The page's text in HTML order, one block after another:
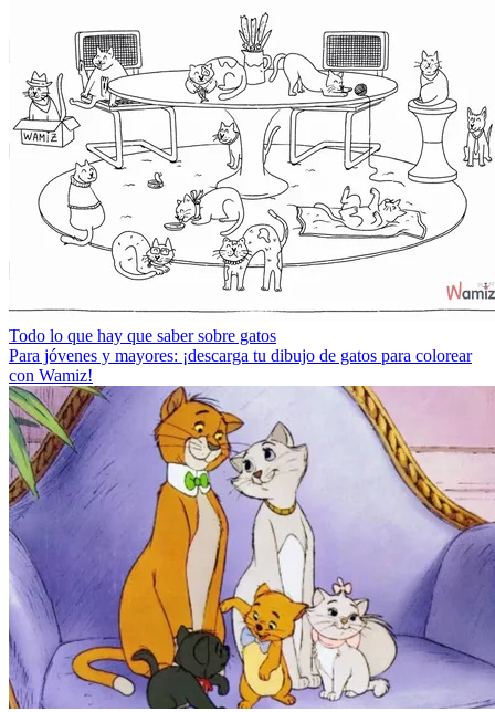
Todo lo que hay que saber sobre gatos
Para jóvenes y mayores: ¡descarga tu dibujo de gatos para colorear
con Wamiz!